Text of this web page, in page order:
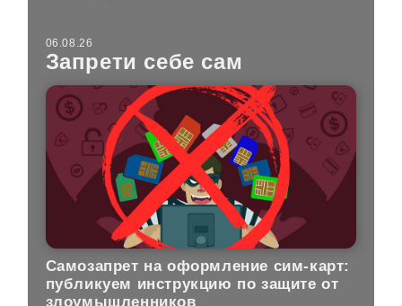
06.08.26
Запрети себе сам
Самозапрет на оформление сим-карт:
публикуем инструкцию по защите от
злоумышленников